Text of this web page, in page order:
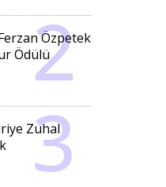
Özpetek
Ödülü
Zuhal